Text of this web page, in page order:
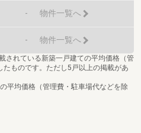
- 物件一覧へ
- 物件一覧へ
されている新築一戸建ての平均価格（管
ものです。ただし5戸以上の掲載があ
平均価格（管理費・駐車場代などを除